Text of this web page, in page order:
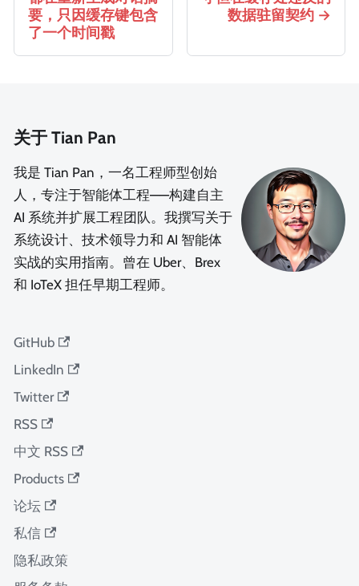
要，只因缓存键包含
了一个时间戳
数据驻留契约
关于 Tian Pan
我是 Tian Pan，一名工程师型创始
人，专注于智能体工程——构建自主
AI 系统并扩展工程团队。我撰写关于
系统设计、技术领导力和 AI 智能体
实战的实用指南。曾在 Uber、Brex
和 IoTeX 担任早期工程师。
GitHub
LinkedIn
Twitter
RSS
中文 RSS
Products
论坛
私信
隐私政策